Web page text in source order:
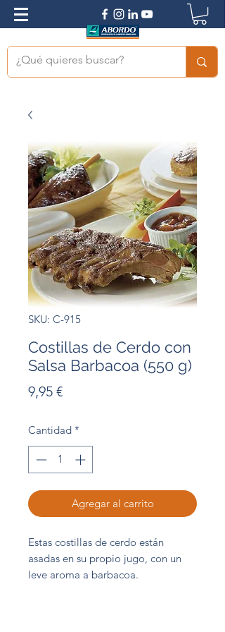
SKU: C-915
Costillas de Cerdo con
Salsa Barbacoa (550 g)
9,95 €Precio
Cantidad *
Agregar al carrito
Estas costillas de cerdo están
asadas en su propio jugo, con un
leve aroma a barbacoa.